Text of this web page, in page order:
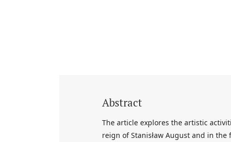
Abstract
The article explores the artistic
reign of Stanisław August and in